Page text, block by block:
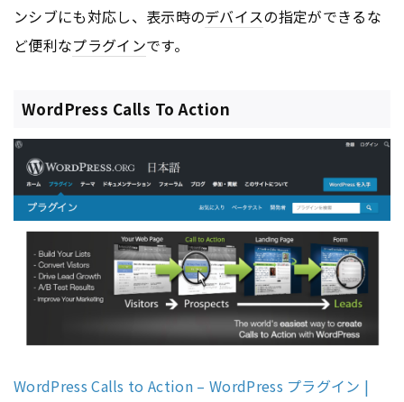
ンシブにも対応し、表示時のデバイスの指定ができるな
ど便利なプラグインです。
WordPress Calls To Action
WordPress Calls to Action – WordPress プラグイン |